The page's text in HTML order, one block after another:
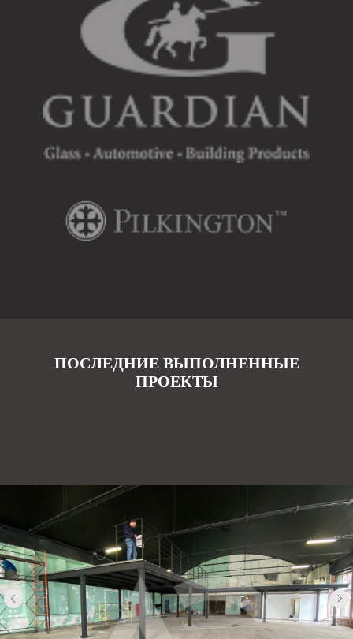
ПОСЛЕДНИЕ ВЫПОЛНЕННЫЕ
ПРОЕКТЫ